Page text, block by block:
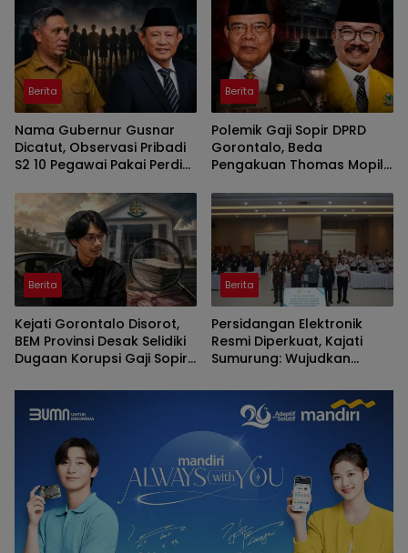
Berita
Nama Gubernur Gusnar
Dicatut, Observasi Pribadi
S2 10 Pegawai Pakai Perdis
Berita
Polemik Gaji Sopir DPRD
Gorontalo, Beda
Pengakuan Thomas Mopili
Membingungkan
Berita
Kejati Gorontalo Disorot,
BEM Provinsi Desak Selidiki
Dugaan Korupsi Gaji Sopir
Berita
Persidangan Elektronik
Resmi Diperkuat, Kajati
Sumurung: Wujudkan
Transparan dan
Berkeadilan